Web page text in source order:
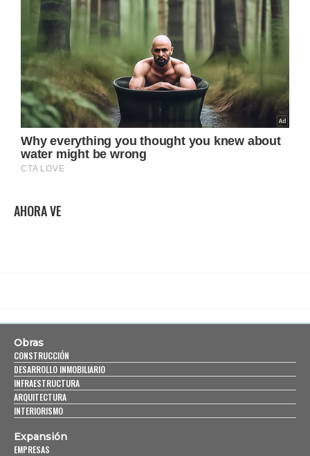
AHORA VE
Obras
CONSTRUCCIÓN
DESARROLLO INMOBILIARIO
INFRAESTRUCTURA
ARQUITECTURA
INTERIORISMO
Expansión
EMPRESAS